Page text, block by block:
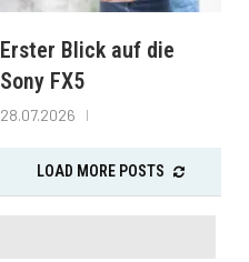
Erster Blick auf die
Sony FX5
28.07.2026
LOAD MORE POSTS